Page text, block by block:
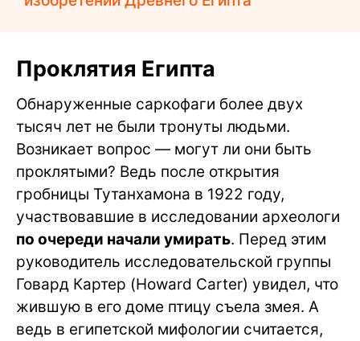
Проклятия Египта
Обнаруженные саркофаги более двух
тысяч лет не были тронуты людьми.
Возникает вопрос — могут ли они быть
проклятыми? Ведь после открытия
гробницы Тутанхамона в 1922 году,
участвовавшие в исследовании археологи
по очереди начали умирать. Перед этим
руководитель исследовательской группы
Говард Картер (Howard Carter) увидел, что
жившую в его доме птицу съела змея. А
ведь в египетской мифологии считается,